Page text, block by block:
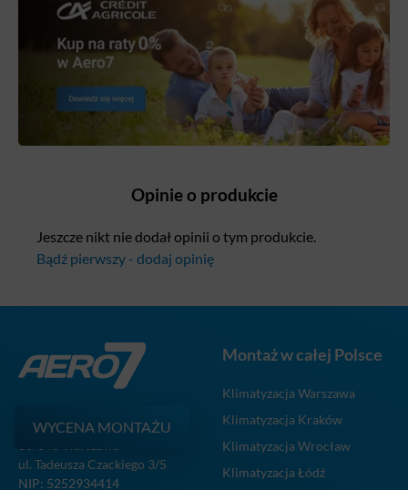
Opinie o produkcie
Jeszcze nikt nie dodał opinii o tym produkcie.
Bądź pierwszy - dodaj opinię
Biuro główne
ul. Tadeusza Czackiego 3/5
NIP: 5252934414
Montaż w całej Polsce
Klimatyzacja Warszawa
Klimatyzacja Kraków
Klimatyzacja Wrocław
Klimatyzacja Łódź
WYCENA MONTAŻU